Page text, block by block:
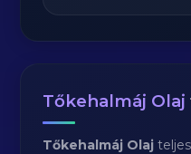
Tőkehalmáj Olaj
Tőkehalmáj Olaj